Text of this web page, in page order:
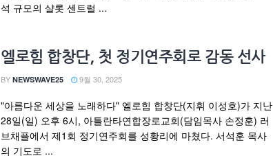
석 규모의 샬롯 센트럴 ...
엘로힘 합창단, 첫 정기연주회로 감동 선사
BY NEWSWAVE25 9월 30, 2025
"아름다운 세상을 노래하다" 엘로힘 합창단(지휘 이성호)가 지난
28일(일) 오후 6시, 아틀란타연합장로교회(담임목사 손정훈) 러
브채플에서 제1회 정기연주회를 성황리에 마쳤다. 서석훈 목사
의 기도로 ...